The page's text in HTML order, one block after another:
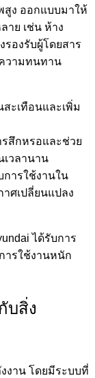
สูง ออกแบบมาให้
าย เช่น ห้าง
องรับผู้โดยสาร
วามทนทาน
ะเทือนและเพิ่ม
รสึกหรอและช่วย
เวลานาน
การใช้งานใน
ศเปลี่ยนแปลง
ได้รับการ
ารใช้งานหนัก
บสิ่ง
งาน โดยมีระบบที่